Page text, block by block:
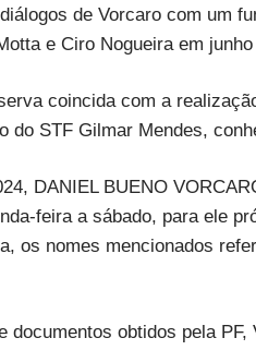
de Vorcaro com um
e Ciro Nogueira em
coincida com a
do STF Gilmar Mendes,
DANIEL BUENO
feira a sábado, para ele
os nomes mencionados
documentos obtidos pela